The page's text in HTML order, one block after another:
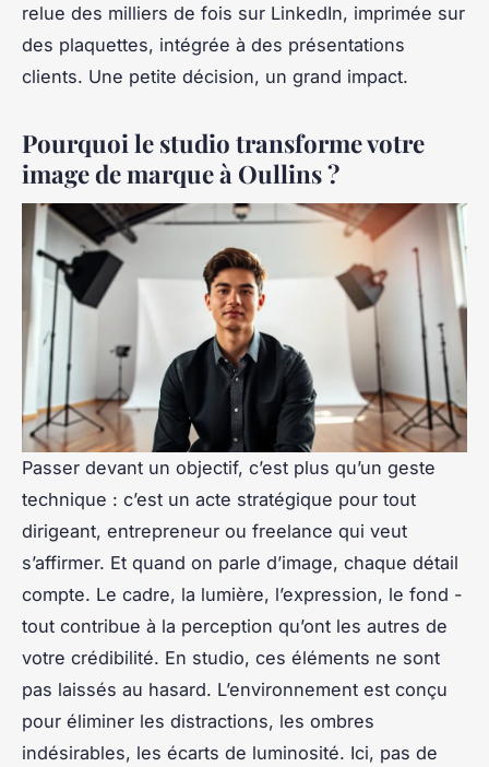
relue des milliers de fois sur LinkedIn, imprimée sur
des plaquettes, intégrée à des présentations
clients. Une petite décision, un grand impact.
Pourquoi le studio transforme votre
image de marque à Oullins ?
Passer devant un objectif, c’est plus qu’un geste
technique : c’est un acte stratégique pour tout
dirigeant, entrepreneur ou freelance qui veut
s’affirmer. Et quand on parle d’image, chaque détail
compte. Le cadre, la lumière, l’expression, le fond -
tout contribue à la perception qu’ont les autres de
votre crédibilité. En studio, ces éléments ne sont
pas laissés au hasard. L’environnement est conçu
pour éliminer les distractions, les ombres
indésirables, les écarts de luminosité. Ici, pas de